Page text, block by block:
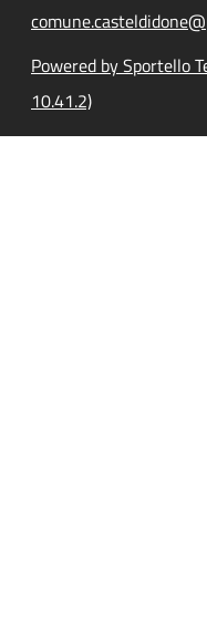
Powered by Sportello
10.41.2)